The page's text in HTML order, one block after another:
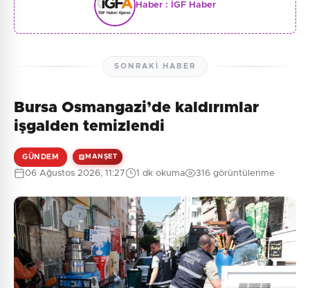
Haber : İGF Haber
SONRAKI HABER
Bursa Osmangazi’de kaldırımlar
işgalden temizlendi
GÜNDEM MANŞET
06 Ağustos 2026, 11:27 1 dk okuma 316 görüntülenme